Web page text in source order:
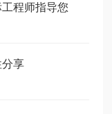
程师指导您
分享